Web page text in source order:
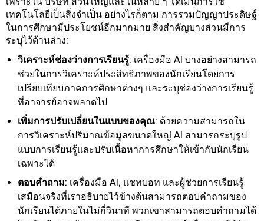
เทคโนโลยีเป็นสิ่งจําเป็น อย่างไรก็ตาม การรวมปัญญาประดิษฐ์
ในการศึกษามีประโยชน์อีกมากมาย สิ่งสําคัญบางส่วนมีการ
ระบุไว้ด้านล่าง:
วิเคราะห์ช่องว่างการเรียนรู้: เครื่องมือ AI บางอย่างสามารถ
ช่วยในการวิเคราะห์ประสิทธิภาพของนักเรียนโดยการ
เปรียบเทียบภาคการศึกษาต่างๆ และระบุช่องว่างการเรียนรู้
ที่อาจารย์อาจพลาดไป
เพิ่มการปรับเปลี่ยนในแบบของคุณ: ด้วยความสามารถใน
การวิเคราะห์ปริมาณข้อมูลขนาดใหญ่ AI สามารถระบุรูป
แบบการเรียนรู้และปรับเนื้อหาการศึกษาให้เข้ากับนักเรียน
เฉพาะได้
ตอบคําถาม: เครื่องมือ AI, แชทบอท และผู้ช่วยการเรียนรู้
เสมือนจริงที่เราอธิบายไว้ข้างต้นสามารถตอบคําถามของ
นักเรียนได้ภายในไม่กี่วินาที พวกเขาสามารถตอบคําถามได้